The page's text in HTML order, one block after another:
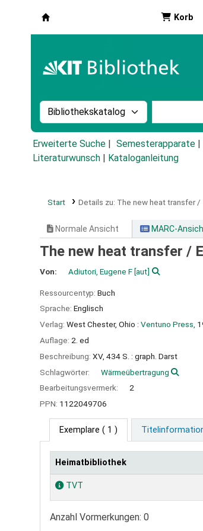
Korb
Suche im Katalog nach:
Erweiterte Suche Semesterapparate
Literaturwunsch
Kataloganleitung
Start Details zu: The new heat transfer /
Normale Ansicht MARC-
The new heat transfer /
Von: Adiutori, Eugene F[aut]
Ressourcentyp: Buch
Sprache: Englisch
Verlag: West Chester, Ohio : Ventuno Press,
Auflage: 2. ed
Beschreibung: XV, 434 S. : graph. Darst
Schlagwörter:
Wärmeübertragung
Bearbeitungsvermerk:
2
PPN: 1122049706
Exemplare ( 1 )
Exemplare
Heimatbibliothek
TVT
Anzahl Vormerkungen: 0